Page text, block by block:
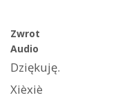
Zwrot
Audio
Dziękuję.
Xièxiè